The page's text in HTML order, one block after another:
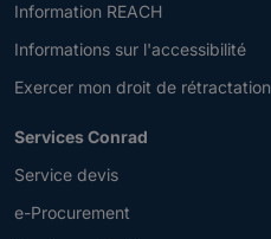
Information REACH
Informations sur l'accessibilité
Exercer mon droit de rétractation
Services Conrad
Service devis
e-Procurement